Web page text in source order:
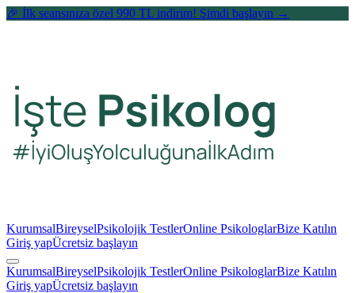
🎉 İlk seansınıza özel 990 TL indirim! Şimdi başlayın →
KurumsalBireyselPsikolojik TestlerOnline PsikologlarBize Katılın
Giriş yapÜcretsiz başlayın
KurumsalBireyselPsikolojik TestlerOnline PsikologlarBize Katılın
Giriş yapÜcretsiz başlayın